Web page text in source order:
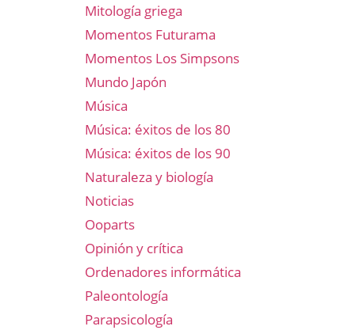
Mitología griega
Momentos Futurama
Momentos Los Simpsons
Mundo Japón
Música
Música: éxitos de los 80
Música: éxitos de los 90
Naturaleza y biología
Noticias
Ooparts
Opinión y crítica
Ordenadores informática
Paleontología
Parapsicología